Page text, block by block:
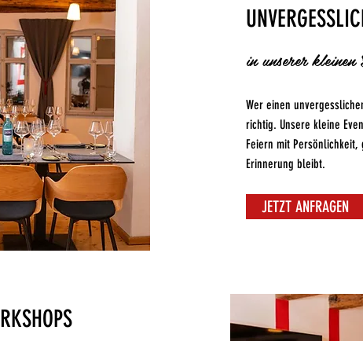
in unserer kleinen
Wer einen
richtig. Unsere kleine
Feiern mit Persönlichkeit,
Erinnerung bleibt.
JETZT ANFRAGEN